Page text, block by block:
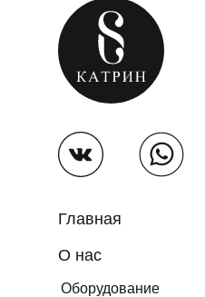
Главная
О нас
Оборудование